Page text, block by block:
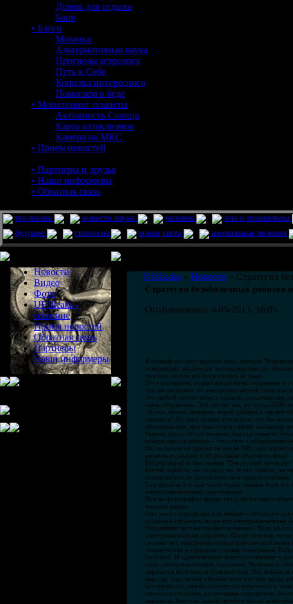
Домик для отдыха
Баня
• Блоги
Мозаика
Альтернативная наука
Прогнозы астролога
Путь к Себе
Копилка интересного
Помогаем в беде
• Мониторинг планеты
Активность Солнца
Карта катаклизмов
Камера на МКС
• Прием новостей
• Партнеры и друзья
• Наши информеры
• Обратная связь
pro жизнь новости науки человек нло и пришельцы
будущее
гипотезы конец света аномальные явления
Новости
Видео
Фото
UFOleaks -
общение
Прием новостей
Обратная связь
Партнеры
Наши информеры
UfoLeaks » Новости » Стратегия
Стратегия безоболочных роботов
Опубликовано: 4-05-2013, 16:05
В первый раз этот корабль люди назвали
совершенно различных дел одновременно.
поэтому потом всё погрузилось во тьму.
Этот компьютер создал все религии созданные
что им прикажет по электромагнитной связи так
Это любой сейчас может сделать, нажал кнопку
связь оборвалась. Это сейчас так, но тогда
«боги» начали называть людей рабами и так всё
называть? До чего нужно унизиться, что-бы
оборудования, противостоять такому внешнему
Раньше вроде отсутствовали люди на планете
камера царя и царицы – что стало с
Но по каким-то причинам около 300 года нашей
уровень радиации в 10 раз выше обычного фона.
Второй корабль был назван "Тунгусский
третий корабль, он уходил, но те его давили,
остановиться на фантастическом предположении,
Сам корабль это ещё часть беды, главная беда
электромагнитными излучениями.
Вот на фотографии видно эти роботы через
хорошо видно.
Они могут подпитываться любым излучением
создалась ситуация, когда эти
Устраивают весьма профессионально. Ведь до
электромагнитные паразиты. Вроде глистов,
столько лет, электромагнитные роботы
человечества и природы с целью пожирания.
болезней. И единственные заинтересованные в
этих электромагнитных паразитов. Вспомним,
паразитов получается большой пир. Все войны
народы, под шумок убивали всех кто мог когда
Без экрана от электромагнитных излучений у
заражены глистами, различными паразитами,
паразиты. Конечно задействуются массы